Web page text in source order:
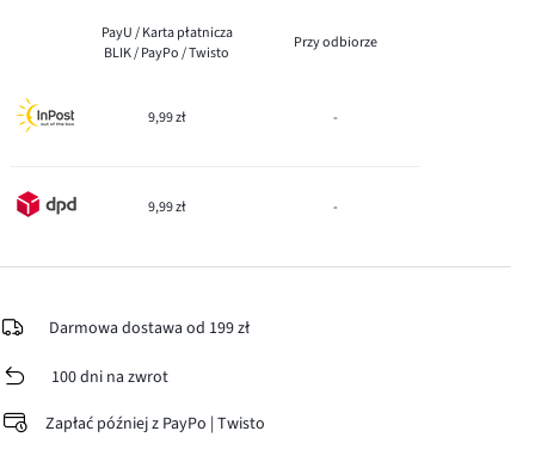
PayU / Karta płatnicza
BLIK / PayPo / Twisto
Przy odbiorze
9,99 zł -
9,99 zł -
Darmowa dostawa od 199 zł
100 dni na zwrot
Zapłać później z PayPo | Twisto